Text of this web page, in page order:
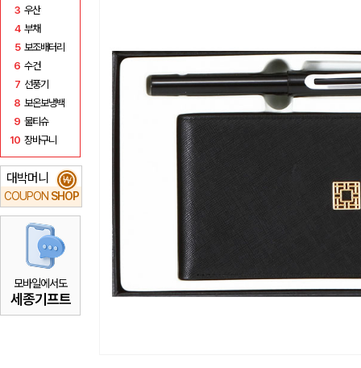
3 우산
4 부채
5 보조배터리
6 수건
7 선풍기
8 보온보냉백
9 물티슈
10 장바구니
대박머니
COUPON SHOP
₩
모바일에서도
세종기프트